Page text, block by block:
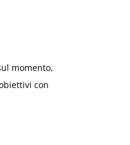
momento,
con